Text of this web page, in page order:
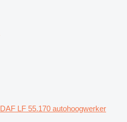
DAF LF 55.170 autohoogwerker